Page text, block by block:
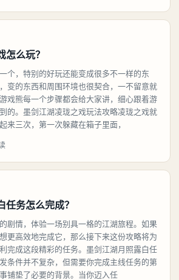
怎么玩？
个，特别的好玩还能变成很多不一样的东
变的东西和周围环境也很契合，一不留意就
戏熊每一个步骤都会给大家讲，细心跟着游
的。墨剑江湖凌珑之戏玩法攻略凌珑之戏就
来三次，第一次躲藏在箱子里面，
任务怎么完成？
剧情，体验一场别具一格的江湖旅程。如果
更高效地完成它，那么接下来这份攻略将为
完成这段精彩的任务。墨剑江湖月照露白任
条件并不复杂，但需要你完成主线任务的第
铺垫了必要的背景。当你迈入任